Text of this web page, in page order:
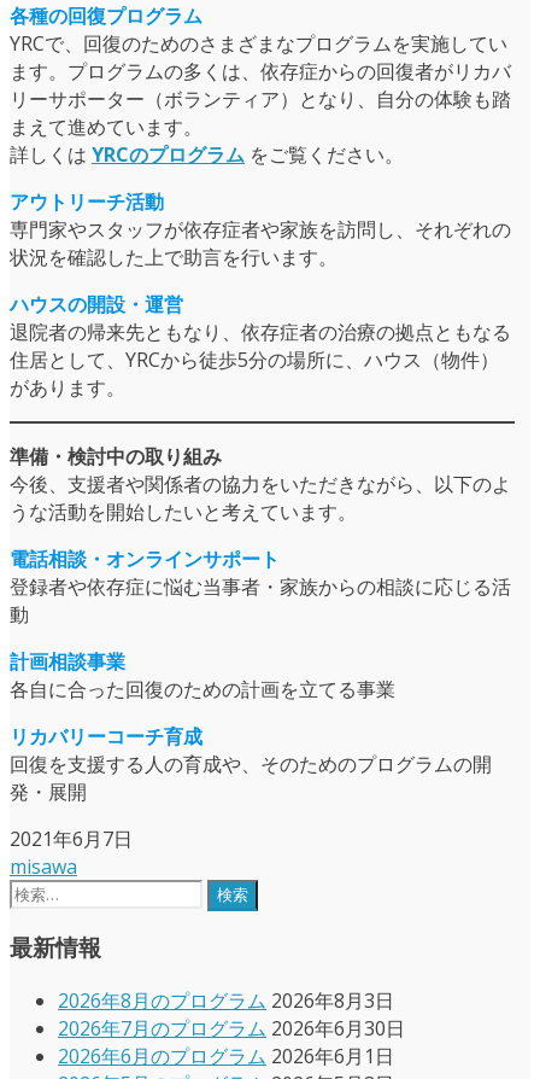
各種の回復プログラム
YRCで、回復のためのさまざまなプログラムを実施してい
ます。プログラムの多くは、依存症からの回復者がリカバ
リーサポーター（ボランティア）となり、自分の体験も踏
まえて進めています。
詳しくは YRCのプログラム をご覧ください。
アウトリーチ活動
専門家やスタッフが依存症者や家族を訪問し、それぞれの
状況を確認した上で助言を行います。
ハウスの開設・運営
退院者の帰来先ともなり、依存症者の治療の拠点ともなる
住居として、YRCから徒歩5分の場所に、ハウス（物件）
があります。
準備・検討中の取り組み
今後、支援者や関係者の協力をいただきながら、以下のよ
うな活動を開始したいと考えています。
電話相談・オンラインサポート
登録者や依存症に悩む当事者・家族からの相談に応じる活
動
計画相談事業
各自に合った回復のための計画を立てる事業
リカバリーコーチ育成
回復を支援する人の育成や、そのためのプログラムの開
発・展開
2021年6月7日
misawa
検
最新情報
2026年8月のプログラム 2026年8月3日
2026年7月のプログラム 2026年6月30日
2026年6月のプログラム 2026年6月1日